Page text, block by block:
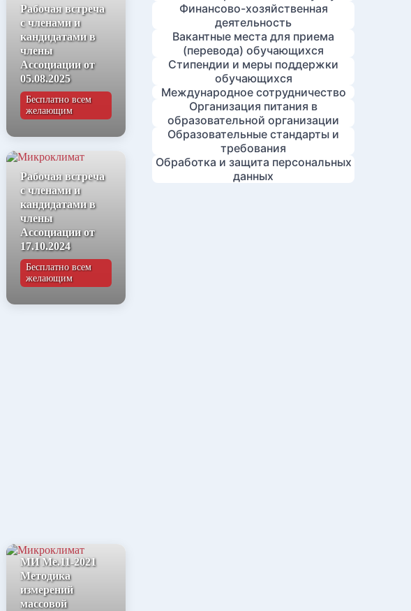
Рабочая встреча
с членами и
кандидатами в
члены
Ассоциации от
05.08.2025
Бесплатно всем
желающим
Рабочая встреча
с членами и
кандидатами в
члены
Ассоциации от
17.10.2024
Бесплатно всем
желающим
МИ Ме.11-2021
Методика
измерений
массовой
Финансово-хозяйственная
деятельность
Вакантные места для приема
(перевода) обучающихся
Стипендии и меры поддержки
обучающихся
Международное сотрудничество
Организация питания в
образовательной организации
Образовательные стандарты и
требования
Обработка и защита персональных
данных